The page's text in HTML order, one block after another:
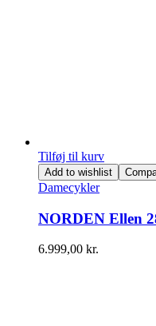
Tilføj til kurv
Add to wishlist
Damecykler
NORDEN Ellen
6.999,00 kr.